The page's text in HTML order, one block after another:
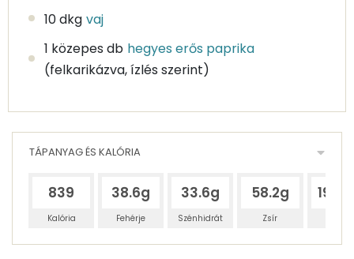
10 dkg vaj
1 közepes db hegyes erős paprika
(felkarikázva, ízlés szerint)
TÁPANYAG ÉS KALÓRIA
839
Kalória
38.6g
Fehérje
33.6g
Szénhidrát
58.2g
Zsír